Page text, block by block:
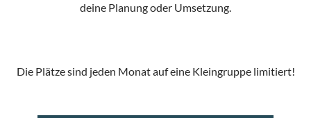
deine Planung oder Umsetzung.
Die Plätze sind jeden Monat auf eine Kleingruppe limitiert!